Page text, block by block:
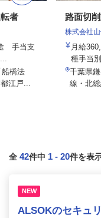
者
手当支
橋法
江戸...
路面切
株式会社
月給
種手当
千葉県
線・北
全 42件中 1 - 20件を表
NEW
ALSOKのセキュ